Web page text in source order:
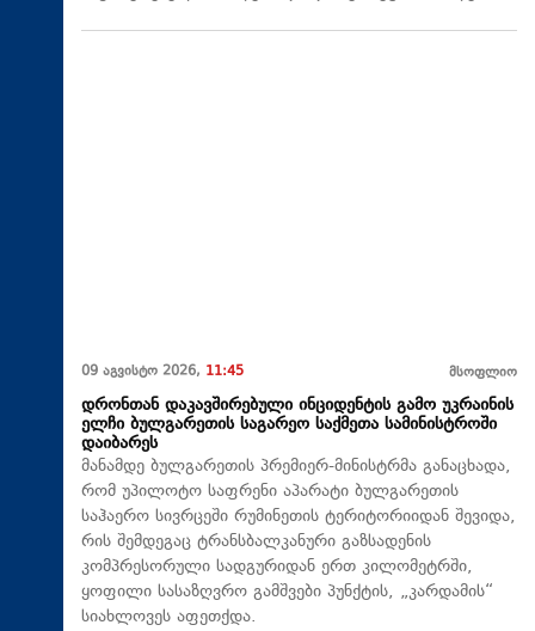
09 აგვისტო 2026, 11:45 მსოფლიო
დრონთან დაკავშირებული ინციდენტის გამო უკრაინის
ელჩი ბულგარეთის საგარეო საქმეთა სამინისტროში
დაიბარეს
მანამდე ბულგარეთის პრემიერ-მინისტრმა განაცხადა,
რომ უპილოტო საფრენი აპარატი ბულგარეთის
საჰაერო სივრცეში რუმინეთის ტერიტორიიდან შევიდა,
რის შემდეგაც ტრანსბალკანური გაზსადენის
კომპრესორული სადგურიდან ერთ კილომეტრში,
ყოფილი სასაზღვრო გამშვები პუნქტის, „კარდამის“
სიახლოვეს აფეთქდა.